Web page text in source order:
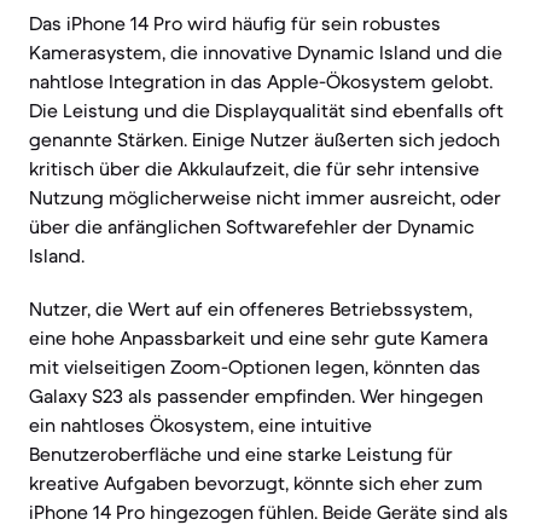
Das iPhone 14 Pro wird häufig für sein robustes
Kamerasystem, die innovative Dynamic Island und die
nahtlose Integration in das Apple-Ökosystem gelobt.
Die Leistung und die Displayqualität sind ebenfalls oft
genannte Stärken. Einige Nutzer äußerten sich jedoch
kritisch über die Akkulaufzeit, die für sehr intensive
Nutzung möglicherweise nicht immer ausreicht, oder
über die anfänglichen Softwarefehler der Dynamic
Island.
Nutzer, die Wert auf ein offeneres Betriebssystem,
eine hohe Anpassbarkeit und eine sehr gute Kamera
mit vielseitigen Zoom-Optionen legen, könnten das
Galaxy S23 als passender empfinden. Wer hingegen
ein nahtloses Ökosystem, eine intuitive
Benutzeroberfläche und eine starke Leistung für
kreative Aufgaben bevorzugt, könnte sich eher zum
iPhone 14 Pro hingezogen fühlen. Beide Geräte sind als